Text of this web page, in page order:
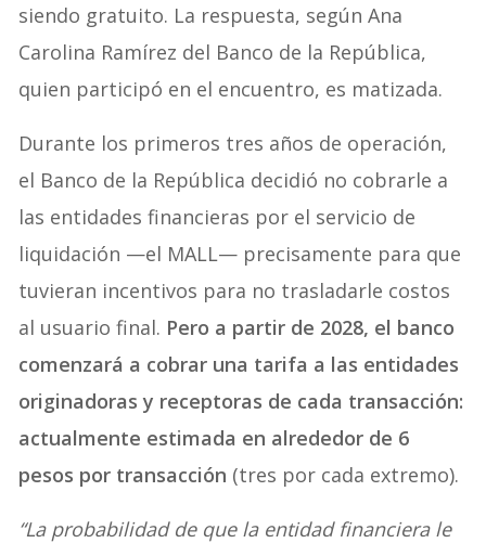
siendo gratuito. La respuesta, según Ana
Carolina Ramírez del Banco de la República,
quien participó en el encuentro, es matizada.
Durante los primeros tres años de operación,
el Banco de la República decidió no cobrarle a
las entidades financieras por el servicio de
liquidación —el MALL— precisamente para que
tuvieran incentivos para no trasladarle costos
al usuario final. Pero a partir de 2028, el banco
comenzará a cobrar una tarifa a las entidades
originadoras y receptoras de cada transacción:
actualmente estimada en alrededor de 6
pesos por transacción (tres por cada extremo).
“La probabilidad de que la entidad financiera le